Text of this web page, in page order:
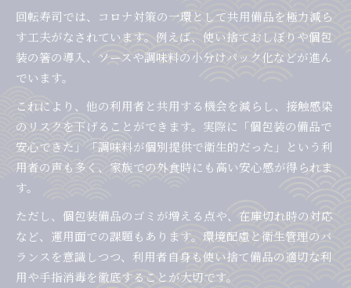
回転寿司では、コロナ対策の一環として共用備品を極力減ら
す工夫がなされています。例えば、使い捨ておしぼりや個包
装の箸の導入、ソースや調味料の小分けパック化などが進ん
でいます。
これにより、他の利用者と共用する機会を減らし、接触感染
のリスクを下げることができます。実際に「個包装の備品で
安心できた」「調味料が個別提供で衛生的だった」という利
用者の声も多く、家族での外食時にも高い安心感が得られま
す。
ただし、個包装備品のゴミが増える点や、在庫切れ時の対応
など、運用面での課題もあります。環境配慮と衛生管理のバ
ランスを意識しつつ、利用者自身も使い捨て備品の適切な利
用や手指消毒を徹底することが大切です。